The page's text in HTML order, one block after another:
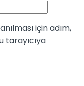
için adım,